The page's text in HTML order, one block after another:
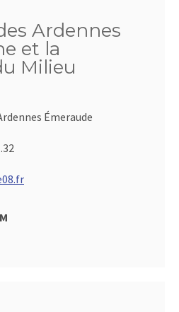
Ardennes
et la
Milieu
Émeraude